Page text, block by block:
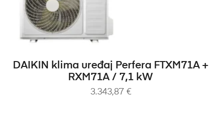
DODAJ U KOŠARICU
DAIKIN klima uređaj Perfera FTXM71A +
RXM71A / 7,1 kW
3.343,87 €